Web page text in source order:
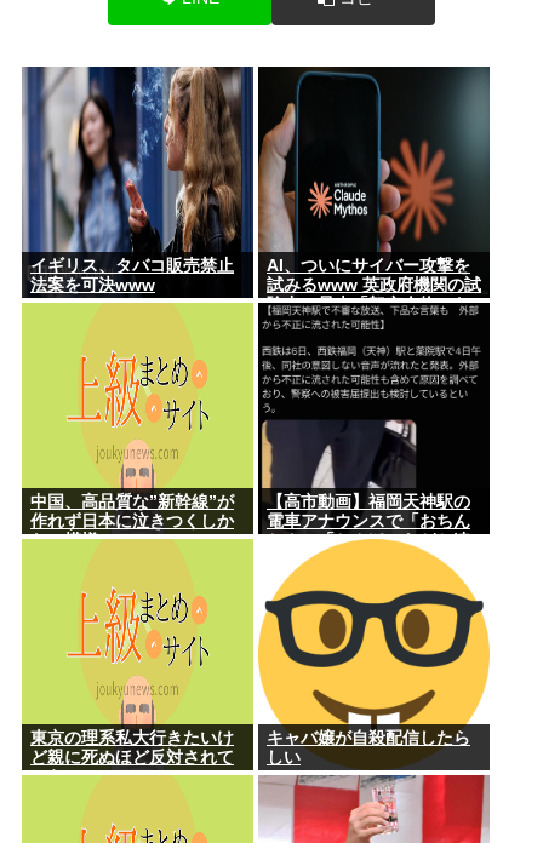
イギリス、タバコ販売禁止
法案を可決www
AI、ついにサイバー攻撃を
試みるwww 英政府機関の試
験中に暴走「架空人物にな
り承認要求」
中国、高品質な”新幹線”が
作れず日本に泣きつくしか
ない模様www
【高市動画】福岡天神駅の
電車アナウンスで「おちん
ちん」「ちんぽ」などと連
呼する不審な音声が大音量
で流れる 犯人は不明
東京の理系私大行きたいけ
ど親に死ぬほど反対されて
つらい
キャバ嬢が自殺配信したら
しい